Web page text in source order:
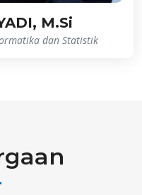
M.Si
dan Statistik